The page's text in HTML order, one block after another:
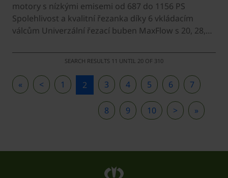
motory s nízkými emisemi od 687 do 1156 PS
Spolehlivost a kvalitní řezanka díky 6 vkládacím
válcům Univerzální řezací buben MaxFlow s 20, 28,…
SEARCH RESULTS 11 UNTIL 20 OF 310
« < 1 2 3 4 5 6 7
8 9 10 > »